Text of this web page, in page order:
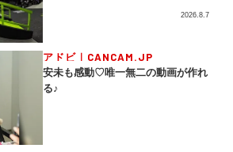
2026.8.7
アドビ｜CANCAM.JP
安未も感動♡唯一無二の動画が作れ
る♪